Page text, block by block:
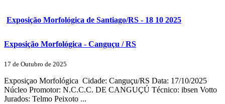
Exposição Morfológica de Santiago/RS - 18 10 2025
Exposição Morfológica - Canguçu / RS
17 de Outubro de 2025
Exposiçao Morfológica Cidade: Canguçu/RS Data: 17/10/2025
Núcleo Promotor: N.C.C.C. DE CANGUÇÚ Técnico: ibsen Votto
Jurados: Telmo Peixoto ...